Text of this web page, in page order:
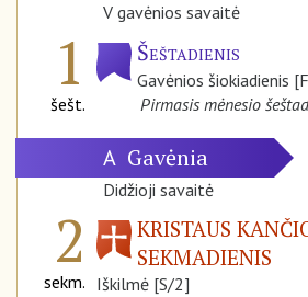
V gavėnios savaitė
1
šešt.
Šeštadienis
Gavėnios šiokiadienis
Pirmasis mėnesio
A Gavėnia
Didžioji savaitė
2
sekm.
KRISTAUS
SEKMADIENIS
Iškilmė [S/2]